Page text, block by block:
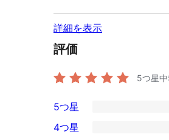
詳細を表示
評価
5つ星中
2
5-
5つ星
4つ星